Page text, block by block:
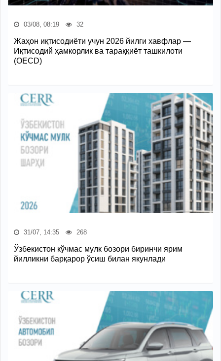
03/08, 08:19 32
Жаҳон иқтисодиёти учун 2026 йилги хавфлар —
Иқтисодий ҳамкорлик ва тараққиёт ташкилоти
(OECD)
31/07, 14:35 268
Ўзбекистон кўчмас мулк бозори биринчи ярим
йилликни барқарор ўсиш билан якунлади